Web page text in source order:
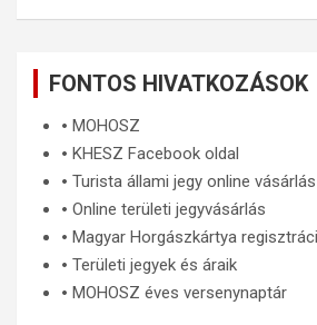
FONTOS HIVATKOZÁSOK
🞄 MOHOSZ
🞄 KHESZ Facebook oldal
🞄 Turista állami jegy online vásárlás
🞄 Online területi jegyvásárlás
🞄 Magyar Horgászkártya
🞄 Területi jegyek és áraik
🞄 MOHOSZ éves versenynaptár